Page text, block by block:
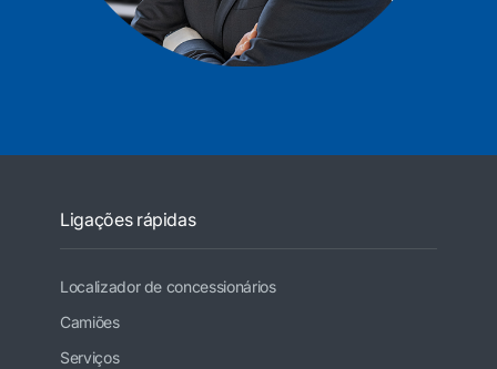
Ligações rápidas
Localizador de concessionários
Camiões
Serviços